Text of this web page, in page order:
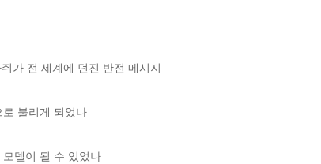
가 전 세계에 던진 반전 메시지
로 불리게 되었나
델이 될 수 있었나